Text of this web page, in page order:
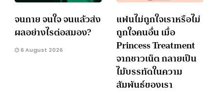
จนกาย จนใจ จนแล้วส่ง
ผลอย่างไรต่อสมอง?
6 August 2026
แฟนไม่ถูกใจเราหรือไม่
ถูกใจคนอื่น เมื่อ
Princess Treatment
จากชาวเน็ต กลายเป็น
ไม้บรรทัดในความ
สัมพันธ์ของเรา